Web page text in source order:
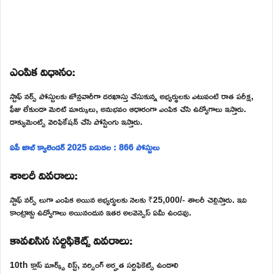
ఎంపిక విధానం:
స్టాఫ్ నర్స్ పోస్టులకు జోన్లవారీగా దరఖాస్తు చేసుకున్న అభ్యర్థులకు ఎటువంటి రాత పరీక్ష,
ఫీజు లేకుండా మెరిట్ మార్కులు, అనుభవం ఆధారంగా ఎంపిక చేసి ఉద్యోగాలు ఇస్తారు.
డాక్యుమెంట్స్ వెరిఫికేషన్ చేసి పోస్టింగు ఇస్తారు.
ఏపీ జాబ్ క్యాలెండర్ 2025 విడుదల : 866 పోస్టులు
శాలరీ వివరాలు:
స్టాఫ్ నర్స్ లుగా ఎంపిక అయిన అభ్యర్థులకు నెలకు ₹25,000/- శాలరీ చెల్లిస్తారు. ఇవి
కాంట్రాక్టు ఉద్యోగాలు అయినందున ఇతర అలవెన్సెస్ ఏమీ ఉండవు.
కావలిసిన సర్టిఫికెట్స్ వివరాలు:
10th క్లాస్ మార్క్స్ లిస్ట్, నర్సింగ్ అర్హత సర్టిఫికెట్స్ ఉండాలి